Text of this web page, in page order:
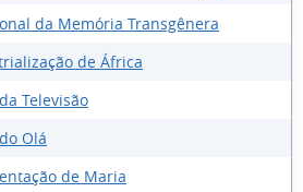
da Memória Transgênera
de África
Televisão
Olá
de Maria